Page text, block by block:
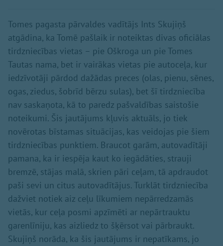
Tomes pagasta pārvaldes vadītājs Ints Skujiņš
atgādina, ka Tomē pašlaik ir noteiktas divas oficiālas
tirdzniecības vietas – pie Oškroga un pie Tomes
Tautas nama, bet ir vairākas vietas pie autoceļa, kur
iedzīvotāji pārdod dažādas preces (olas, pienu, sēnes,
ogas, ziedus, šobrīd bērzu sulas), bet šī tirdzniecība
nav saskaņota, kā to paredz pašvaldības saistošie
noteikumi. Šis jautājums kļuvis aktuāls, jo tiek
novērotas bīstamas situācijas, kas veidojas pie šiem
tirdzniecības punktiem. Braucot garām, autovadītāji
pamana, ka ir iespēja kaut ko iegādāties, strauji
bremzē, stājas malā, skrien pāri ceļam, tā apdraudot
paši sevi un citus autovadītājus. Turklāt tirdzniecība
dažviet notiek aiz ceļu līkumiem nepārredzamās
vietās, kur ceļa posmi apzīmēti ar nepārtrauktu
garenlīniju, kas aizliedz to šķērsot vai pārbraukt.
Skujiņš norāda, ka šis jautājums ir nepatīkams, jo